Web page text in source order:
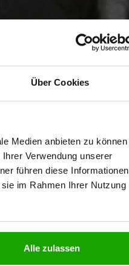
Über Cookies
Medien anbieten zu können
Verwendung unserer
führen diese Informationen
im Rahmen Ihrer Nutzung
Alle zulassen